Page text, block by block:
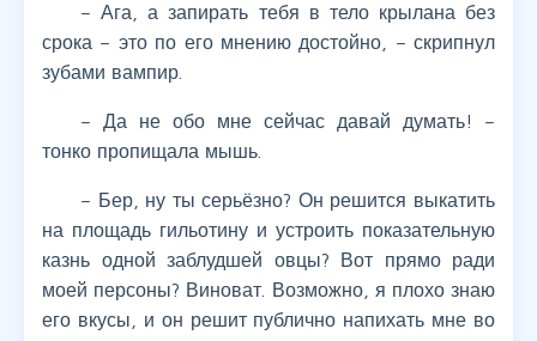
– Ага, а запирать тебя в тело крылана без
срока – это по его мнению достойно, – скрипнул
зубами вампир.
– Да не обо мне сейчас давай думать! –
тонко пропищала мышь.
– Бер, ну ты серьёзно? Он решится выкатить
на площадь гильотину и устроить показательную
казнь одной заблудшей овцы? Вот прямо ради
моей персоны? Виноват. Возможно, я плохо знаю
его вкусы, и он решит публично напихать мне во